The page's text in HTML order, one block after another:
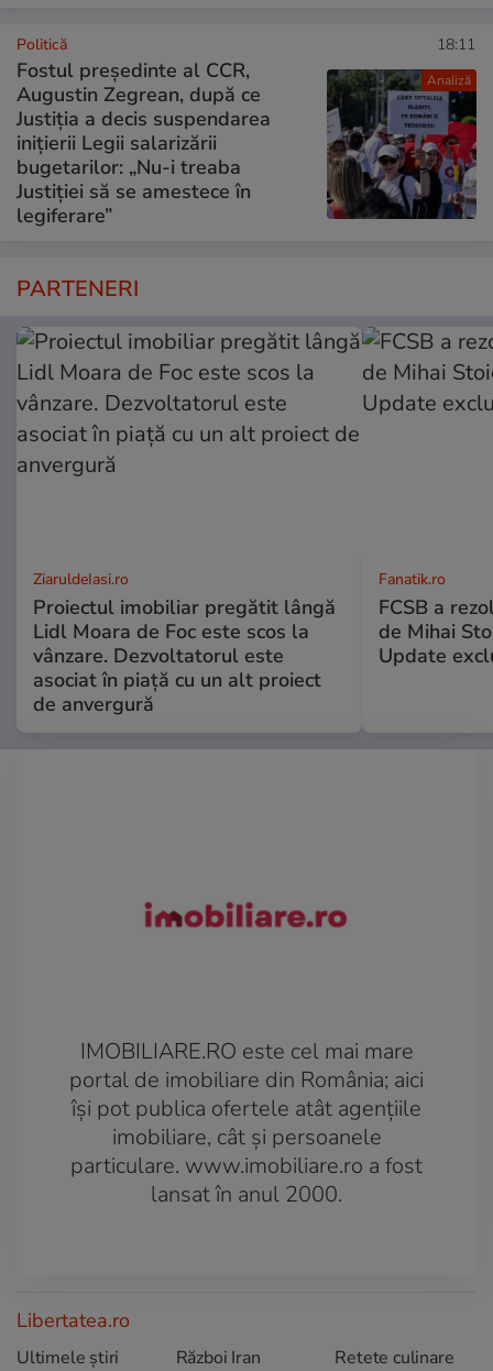
Analiză
Politică 18:11
Fostul președinte al CCR,
Augustin Zegrean, după ce
Justiția a decis suspendarea
inițierii Legii salarizării
bugetarilor: „Nu-i treaba
Justiției să se amestece în
legiferare”
PARTENERI
ZiaruldeIasi.ro
Proiectul imobiliar pregătit lângă
Lidl Moara de Foc este scos la
vânzare. Dezvoltatorul este
asociat în piață cu un alt proiect
de anvergură
Fanatik.ro
FCSB a
de Mihai
Update
IMOBILIARE.RO este cel mai mare
portal de imobiliare din România; aici
îşi pot publica ofertele atât agenţiile
imobiliare, cât şi persoanele
particulare. www.imobiliare.ro a fost
lansat în anul 2000.
Libertatea.ro
Ultimele știri
Război Iran
Retete culinare